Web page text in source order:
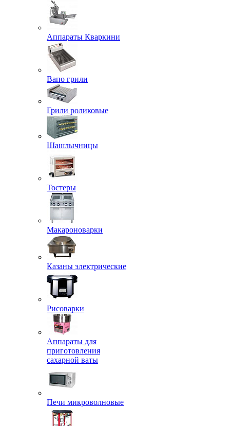
Аппараты Кваркини
Вапо грили
Грили роликовые
Шашлычницы
Тостеры
Макароноварки
Казаны электрические
Рисоварки
Аппараты для
приготовления
сахарной ваты
Печи микроволновые